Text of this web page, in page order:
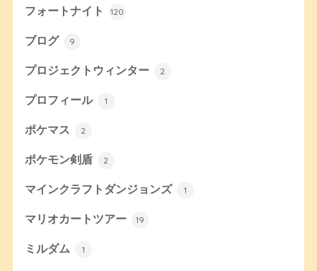
フォートナイト 120
ブログ 9
プロジェクトウィンター 2
プロフィール 1
ポケマス 2
ポケモン剣盾 2
マインクラフトダンジョンズ 1
マリオカートツアー 19
ミルダム 1